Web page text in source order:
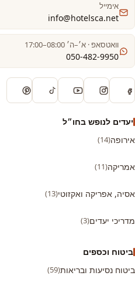
אימייל
info@hotelsca.net
וואטסאפ · א׳–ה׳ 08:00–17:00
050-482-9950
יעדים לנופש בחו״ל
אירופה(14)
אמריקה(11)
אסיה, אפריקה ואקזוטי(13)
מדריכי יעדים(3)
ביטוח וכספים
ביטוח נסיעות ובריאות(59)